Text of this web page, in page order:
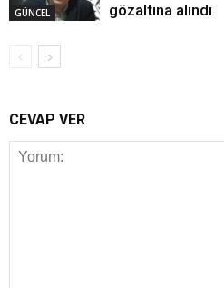
GÜNCEL
gözaltına alındı
CEVAP VER